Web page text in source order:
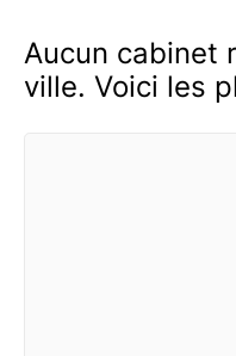
Aucun cabinet
ville. Voici les